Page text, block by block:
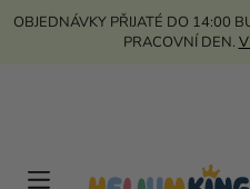
Přejít
OBJEDNÁVKY PŘIJATÉ DO 14:00
PRACOVNÍ DEN.